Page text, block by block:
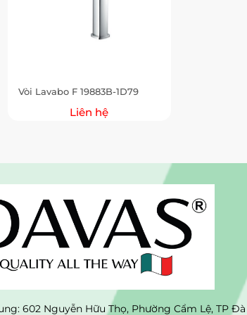
Vòi Lavabo F 19883B-1D79
Liên hệ
602 Nguyễn Hữu Thọ, Phường Cẩm Lệ, TP